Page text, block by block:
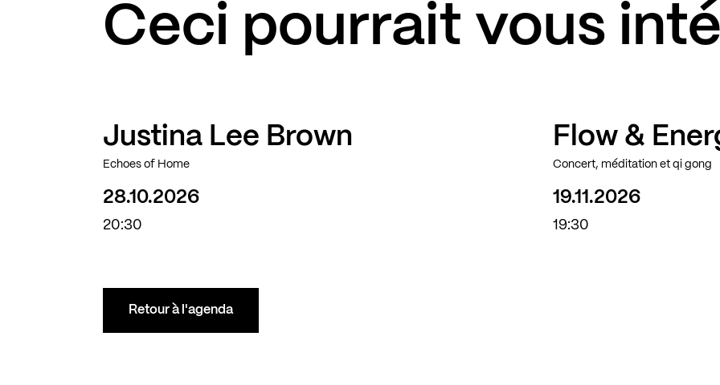
Ceci pourrait vous
Justina Lee Brown
Echoes of Home
28.10.2026
20:30
Flow &
Concert, méditation et qi gong
19.11.2026
19:30
Retour à l'agenda